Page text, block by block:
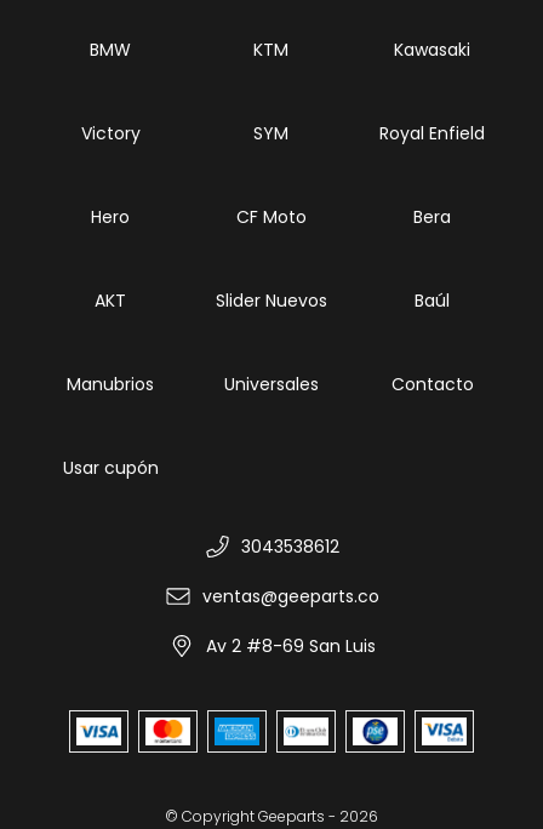
BMW KTM Kawasaki
Victory SYM Royal Enfield
Hero CF Moto Bera
AKT Slider Nuevos Baúl
Manubrios Universales Contacto
Usar cupón
3043538612
ventas@geeparts.co
Av 2 #8-69 San Luis
© Copyright Geeparts - 2026